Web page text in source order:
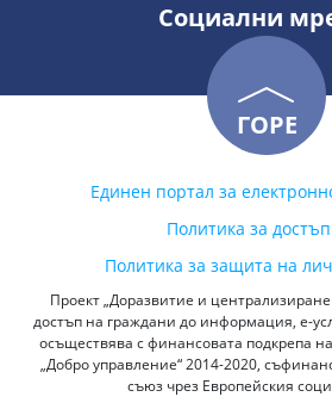
Социални
ГОРЕ
Единен портал за
Политика за
Политика за защита на
Проект „Доразвитие и
достъп на граждани до информация, е-
осъществява с финансовата подкрепа
„Добро управление“ 2014-2020,
съюз чрез Европейския